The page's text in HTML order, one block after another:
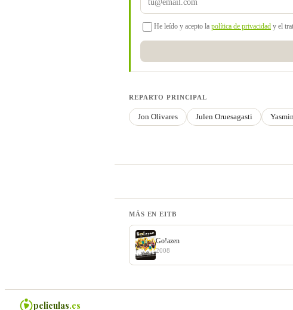
He leído y acepto la política de privacidad y el
REPARTO PRINCIPAL
Jon Olivares Julen Oruesagasti
MÁS EN EITB
Go!azen
2008
peliculas.es